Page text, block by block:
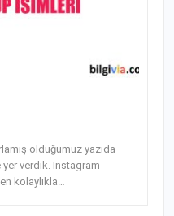
olduğumuz yazıda
verdik. Instagram
kolaylıkla…